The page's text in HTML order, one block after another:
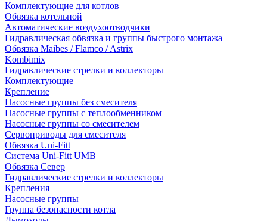
Комплектующие для котлов
Обвязка котельной
Автоматические воздухоотводчики
Гидравлическая обвязка и группы быстрого монтажа
Обвязка Maibes / Flamco / Astrix
Kombimix
Гидравлические стрелки и коллекторы
Комплектующие
Крепление
Насосные группы без смесителя
Насосные группы с теплообменником
Насосные группы со смесителем
Сервоприводы для смесителя
Обвязка Uni-Fitt
Система Uni-Fitt UMB
Обвязка Север
Гидравлические стрелки и коллекторы
Крепления
Насосные группы
Группа безопасности котла